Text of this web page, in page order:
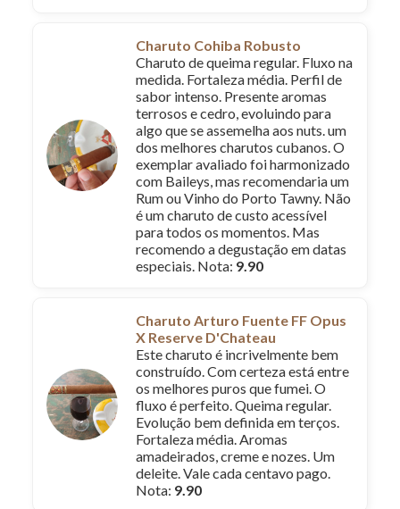
Charuto Cohiba Robusto
Charuto de queima regular. Fluxo na
medida. Fortaleza média. Perfil de
sabor intenso. Presente aromas
terrosos e cedro, evoluindo para
algo que se assemelha aos nuts. um
dos melhores charutos cubanos. O
exemplar avaliado foi harmonizado
com Baileys, mas recomendaria um
Rum ou Vinho do Porto Tawny. Não
é um charuto de custo acessível
para todos os momentos. Mas
recomendo a degustação em datas
especiais. Nota: 9.90
Charuto Arturo Fuente FF Opus
X Reserve D'Chateau
Este charuto é incrivelmente bem
construído. Com certeza está entre
os melhores puros que fumei. O
fluxo é perfeito. Queima regular.
Evolução bem definida em terços.
Fortaleza média. Aromas
amadeirados, creme e nozes. Um
deleite. Vale cada centavo pago.
Nota: 9.90